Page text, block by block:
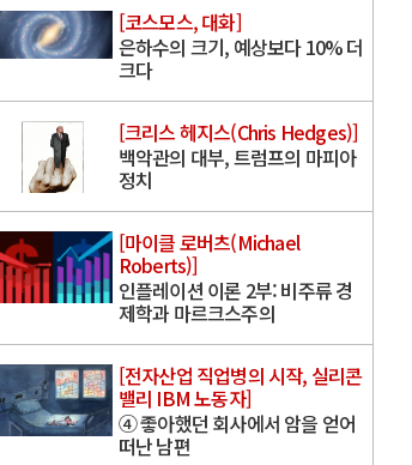
[코스모스, 대화]
은하수의 크기, 예상보다 10% 더
크다
[크리스 헤지스(Chris Hedges)]
백악관의 대부, 트럼프의 마피아
정치
[마이클 로버츠(Michael
Roberts)]
인플레이션 이론 2부: 비주류 경
제학과 마르크스주의
[전자산업 직업병의 시작, 실리콘
밸리 IBM 노동자]
④ 좋아했던 회사에서 암을 얻어
떠난 남편